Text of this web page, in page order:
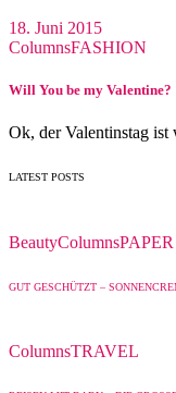
18. Juni 2015
ColumnsFASHION
Will You be my Valentine?
Ok, der Valentinstag ist
LATEST POSTS
BeautyColumnsPAPER
GUT GESCHÜTZT –
ColumnsTRAVEL